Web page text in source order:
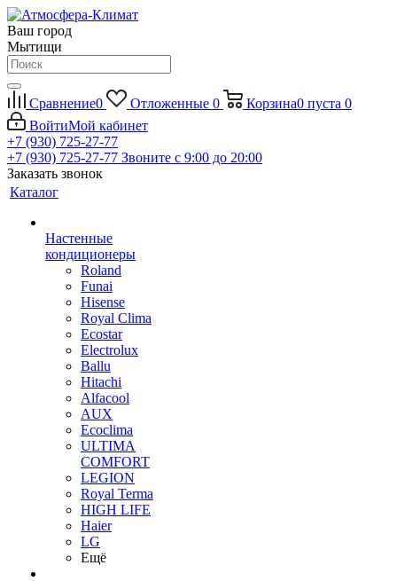
Ваш город
Мытищи
Сравнение0 Отложенные 0 Корзина0 пуста 0
ВойтиМой кабинет
+7 (930) 725-27-77
+7 (930) 725-27-77 Звоните с 9:00 до 20:00
Заказать звонок
Каталог
Настенные
кондиционеры
Roland
Funai
Hisense
Royal Clima
Ecostar
Electrolux
Ballu
Hitachi
Alfacool
AUX
Ecoclima
ULTIMA
COMFORT
LEGION
Royal Terma
HIGH LIFE
Haier
LG
Ещё